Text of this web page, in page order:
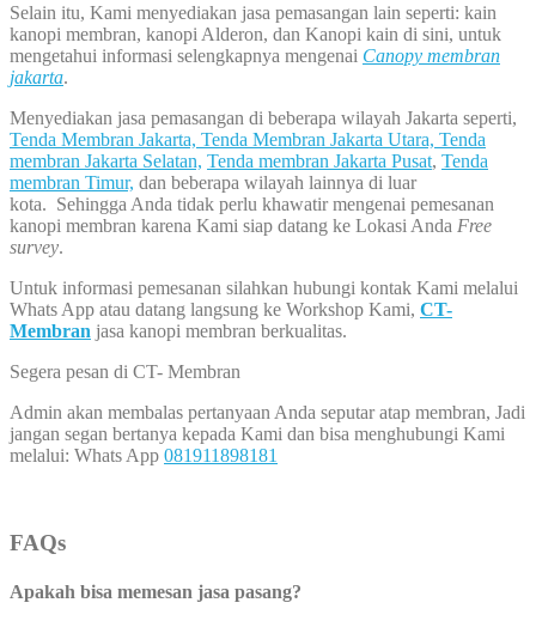
Selain itu, Kami menyediakan jasa pemasangan lain seperti: kain
kanopi membran, kanopi Alderon, dan Kanopi kain di sini, untuk
mengetahui informasi selengkapnya mengenai Canopy membran
jakarta.
Menyediakan jasa pemasangan di beberapa wilayah Jakarta seperti,
Tenda Membran Jakarta, Tenda Membran Jakarta Utara, Tenda
membran Jakarta Selatan, Tenda membran Jakarta Pusat, Tenda
membran Timur, dan beberapa wilayah lainnya di luar
kota. Sehingga Anda tidak perlu khawatir mengenai pemesanan
kanopi membran karena Kami siap datang ke Lokasi Anda Free
survey.
Untuk informasi pemesanan silahkan hubungi kontak Kami melalui
Whats App atau datang langsung ke Workshop Kami, CT-
Membran jasa kanopi membran berkualitas.
Segera pesan di CT- Membran
Admin akan membalas pertanyaan Anda seputar atap membran, Jadi
jangan segan bertanya kepada Kami dan bisa menghubungi Kami
melalui: Whats App 081911898181
FAQs
Apakah bisa memesan jasa pasang?